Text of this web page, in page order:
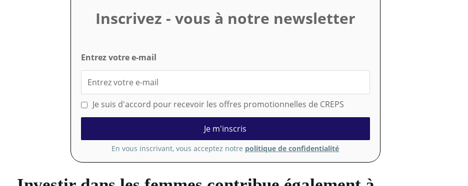
Inscrivez - vous à notre newsletter
Entrez votre e-mail
Je suis d'accord pour recevoir les offres promotionnelles de CREPS
En vous inscrivant, vous acceptez notre politique de confidentialité